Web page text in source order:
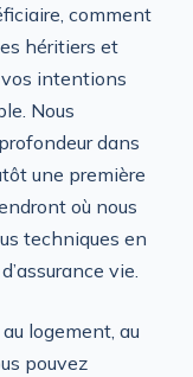
comment
héritiers et
vos intentions
Nous
dans
une première
où nous
techniques en
vie.
logement, au
pouvez